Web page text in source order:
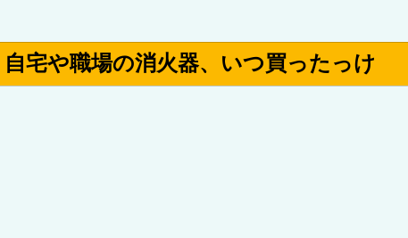
自宅や職場の消火器、いつ買ったっけ